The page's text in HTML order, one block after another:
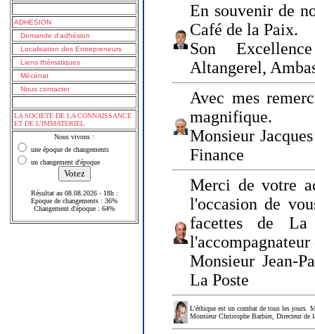
ADHESION
Demande d'adhésion
Localisation des Entrepreneurs
Liens thématiques
Mécénat
Nous contacter
LA SOCIETE DE LA CONNAISSANCE
ET DE L'IMMATERIEL
Nous vivons :
une époque de changements
un changement d'époque
Résultat au 08.08.2026 - 18h :
Epoque de changements : 36%
Changement d'époque : 64%
En souvenir de
Café de la Paix.
Son
Altangerel,
Avec mes
magnifique.
Monsieur
Finance
Merci de votre
l'occasion de
facettes de
Monsieur Jean-
La Poste
L'éthique est un combat de tous les jours.
Monsieur Christophe Barbier, Directeur de